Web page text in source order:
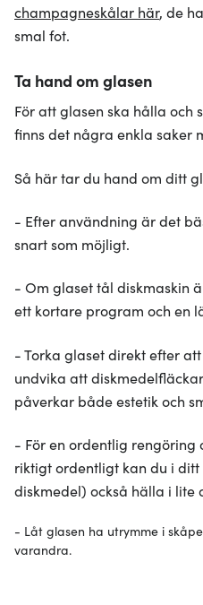
champagneskålar här, de
smal fot.
Ta hand om glasen
För att glasen ska hålla och
finns det några enkla saker
Så här tar du hand om ditt
- Efter användning är det
snart som möjligt.
- Om glaset tål diskmaskin
ett kortare program och en
- Torka glaset direkt efter
undvika att
påverkar både estetik och
- För en ordentlig rengöring
riktigt ordentligt kan du i
diskmedel) också hälla i lite
- Låt glasen ha utrymme i
varandra.